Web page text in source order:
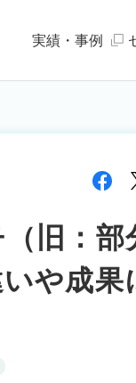
実績・事例
旧：部
や成果